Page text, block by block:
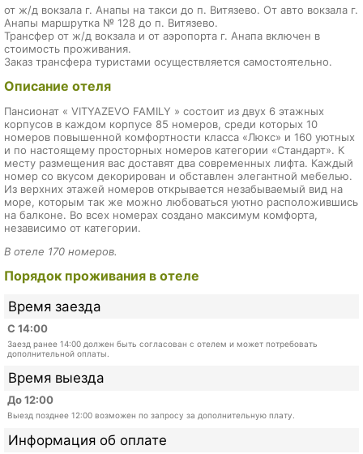
от ж/д вокзала г. Анапы на такси до п. Витязево. От авто вокзала г.
Анапы маршрутка № 128 до п. Витязево.
Трансфер от ж/д вокзала и от аэропорта г. Анапа включен в
стоимость проживания.
Заказ трансфера туристами осуществляется самостоятельно.
Описание отеля
Пансионат « VITYAZEVO FAMILY » состоит из двух 6 этажных
корпусов в каждом корпусе 85 номеров, среди которых 10
номеров повышенной комфортности класса «Люкс» и 160 уютных
и по настоящему просторных номеров категории «Стандарт». К
месту размещения вас доставят два современных лифта. Каждый
номер со вкусом декорирован и обставлен элегантной мебелью.
Из верхних этажей номеров открывается незабываемый вид на
море, которым так же можно любоваться уютно расположившись
на балконе. Во всех номерах создано максимум комфорта,
независимо от категории.
В отеле 170 номеров.
Порядок проживания в отеле
Время заезда
С 14:00
Заезд ранее 14:00 должен быть согласован с отелем и может потребовать
дополнительной оплаты.
Время выезда
До 12:00
Выезд позднее 12:00 возможен по запросу за дополнительную плату.
Информация об оплате